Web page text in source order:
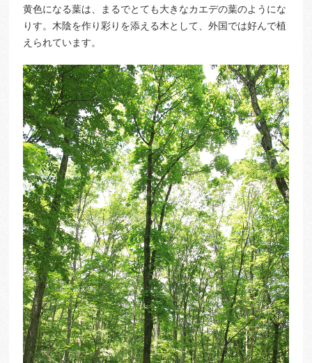
黄色になる葉は、まるでとても大きなカエデの葉のようにな
りす。木陰を作り彩りを添える木として、外国では好んで植
えられています。